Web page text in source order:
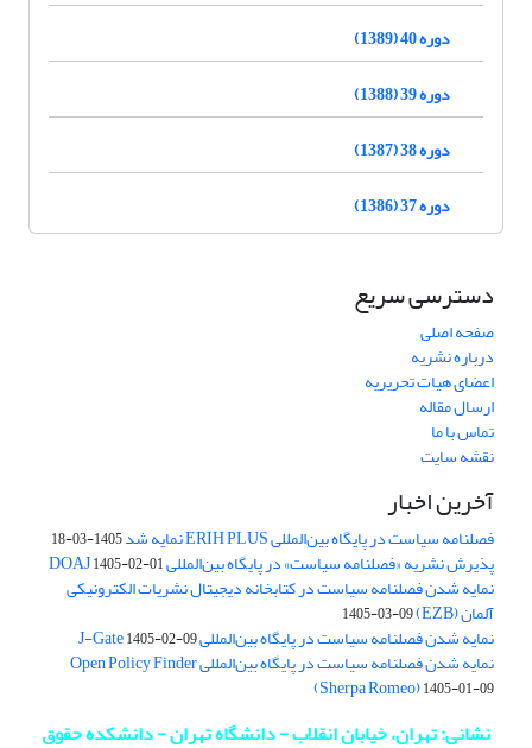
دوره 40 (1389)
دوره 39 (1388)
دوره 38 (1387)
دوره 37 (1386)
دسترسی سریع
صفحه اصلی
درباره نشریه
اعضای هیات تحریریه
ارسال مقاله
تماس با ما
نقشه سایت
آخرین اخبار
فصلنامه سیاست در پایگاه بین‌المللی ERIH PLUS نمایه شد 1405-03-18
پذیرش نشریه «فصلنامه سیاست» در پایگاه بین‌المللی DOAJ1405-02-01
نمایه شدن فصلنامه سیاست در کتابخانه دیجیتال نشریات الکترونیکی
آلمان (EZB) 1405-03-09
نمایه شدن فصلنامه سیاست در پایگاه بین‌المللی J-Gate1405-02-09
نمایه شدن فصلنامه سیاست در پایگاه بین‌المللی Open Policy Finder
(Sherpa Romeo)1405-01-09
نشانی: تهران، خیابان انقلاب - دانشگاه تهران - دانشکده حقوق